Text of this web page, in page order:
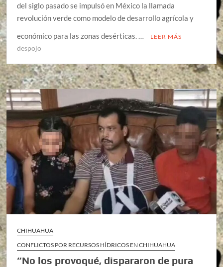
del siglo pasado se impulsó en México la llamada
revolución verde como modelo de desarrollo agrícola y
económico para las zonas desérticas. …
LEER MÁS
despojo
CHIHUAHUA
CONFLICTOS POR RECURSOS HÍDRICOS EN CHIHUAHUA
“No los provoqué, dispararon de pura